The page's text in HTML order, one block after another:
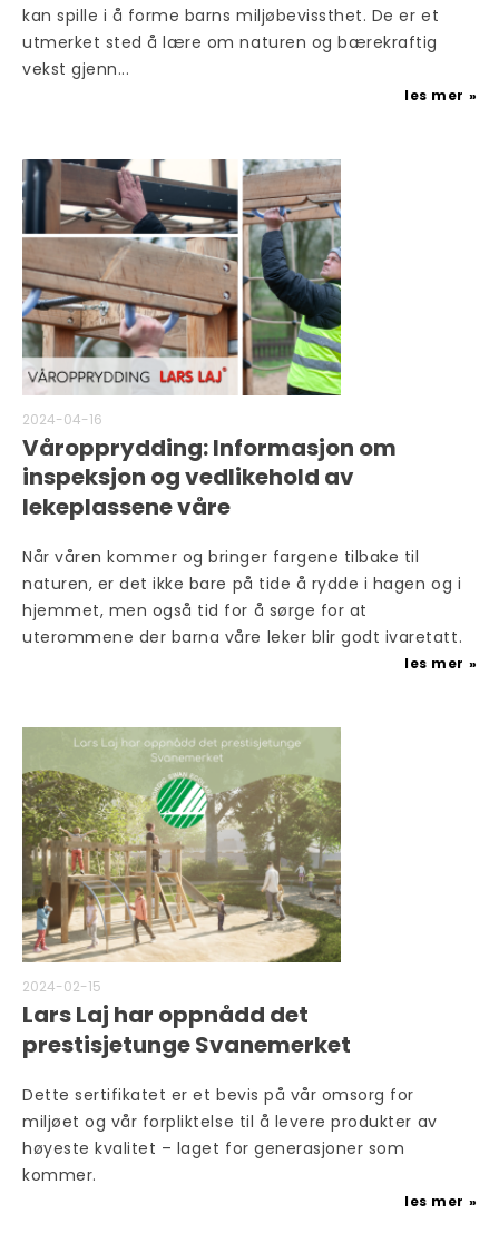
kan spille i å forme barns miljøbevissthet. De er et
utmerket sted å lære om naturen og bærekraftig
vekst gjenn...
les mer
2024-04-16
Våropprydding: Informasjon om
inspeksjon og vedlikehold av
lekeplassene våre
Når våren kommer og bringer fargene tilbake til
naturen, er det ikke bare på tide å rydde i hagen og i
hjemmet, men også tid for å sørge for at
uterommene der barna våre leker blir godt ivaretatt.
les mer
2024-02-15
Lars Laj har oppnådd det
prestisjetunge Svanemerket
Dette sertifikatet er et bevis på vår omsorg for
miljøet og vår forpliktelse til å levere produkter av
høyeste kvalitet – laget for generasjoner som
kommer.
les mer